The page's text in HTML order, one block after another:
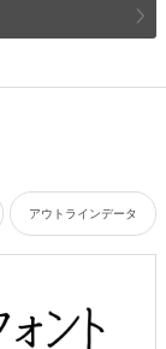
アウトラインデータ